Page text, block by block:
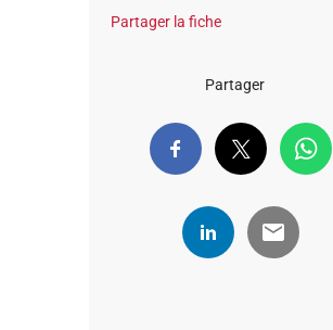
Partager la fiche
Partager